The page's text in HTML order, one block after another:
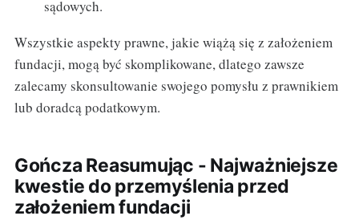
sądowych.
Wszystkie aspekty prawne, jakie wiążą się z założeniem
fundacji, mogą być skomplikowane, dlatego zawsze
zalecamy skonsultowanie swojego pomysłu z prawnikiem
lub doradcą podatkowym.
Gończa Reasumując - Najważniejsze
kwestie do przemyślenia przed
założeniem fundacji